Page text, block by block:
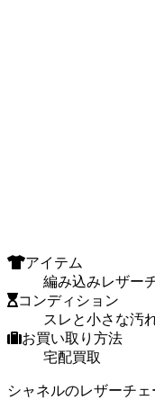
アイテム
編み込みレザー
コンディション
スレと小さな汚
お買い取り方法
宅配買取
シャネルのレザーチ